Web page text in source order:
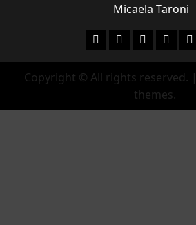
Micaela Taroni
FacebookInstagram
YouTubeTwitter
Copyright © All rights reserved. |
themes.